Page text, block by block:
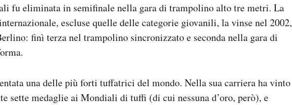
fu eliminata in semifinale nella gara di trampolino alto tre metri. La
escluse quelle delle categorie giovanili, la vinse nel 2002,
finì terza nel trampolino sincronizzato e seconda nella gara di
una delle più forti tuffatrici del mondo. Nella sua carriera ha vinto
sette medaglie ai Mondiali di tuffi (di cui nessuna d’oro, però), e